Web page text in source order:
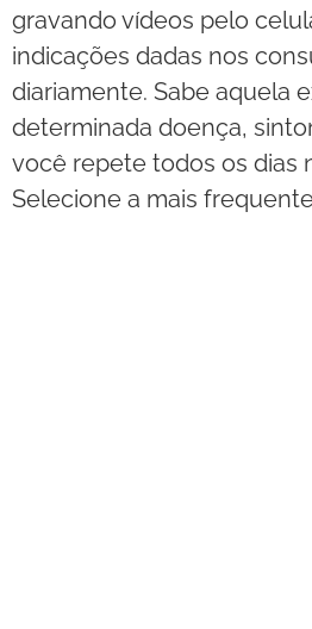
gravando vídeos pelo
indicações dadas nos
diariamente. Sabe aquela
determinada doença,
você repete todos os dias
Selecione a mais